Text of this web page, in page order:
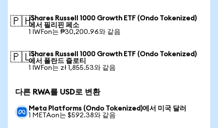
🇵🇭iShares Russell 1000 Growth ETF (Ondo Tokenized)
에서 필리핀 페소
1 IWFon는 ₱30,200.96와 같음
🇵🇱iShares Russell 1000 Growth ETF (Ondo Tokenized)
에서 폴란드 즐로티
1 IWFon는 zł 1,855.53와 같음
다른 RWA를 USD로 변환
Meta Platforms (Ondo Tokenized)에서 미국 달러
1 METAon는 $592.38와 같음